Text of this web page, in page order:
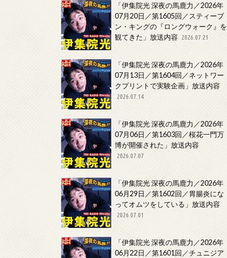
「伊集院光 深夜の馬鹿力／2026年
07月20日／第1605回／スティーブ
ン・キングの『ロングウォーク』を
観てきた」放送内容
2026.07.21
「伊集院光 深夜の馬鹿力／2026年
07月13日／第1604回／ネットワー
クプリントで実験企画」放送内容
2026.07.14
「伊集院光 深夜の馬鹿力／2026年
07月06日／第1603回／桜花一門万
博が開催された」放送内容
2026.07.07
「伊集院光 深夜の馬鹿力／2026年
06月29日／第1602回／胃腸炎にな
ってオムツをしている」放送内容
2026.07.01
「伊集院光 深夜の馬鹿力／2026年
06月22日／第1601回／チュニジア